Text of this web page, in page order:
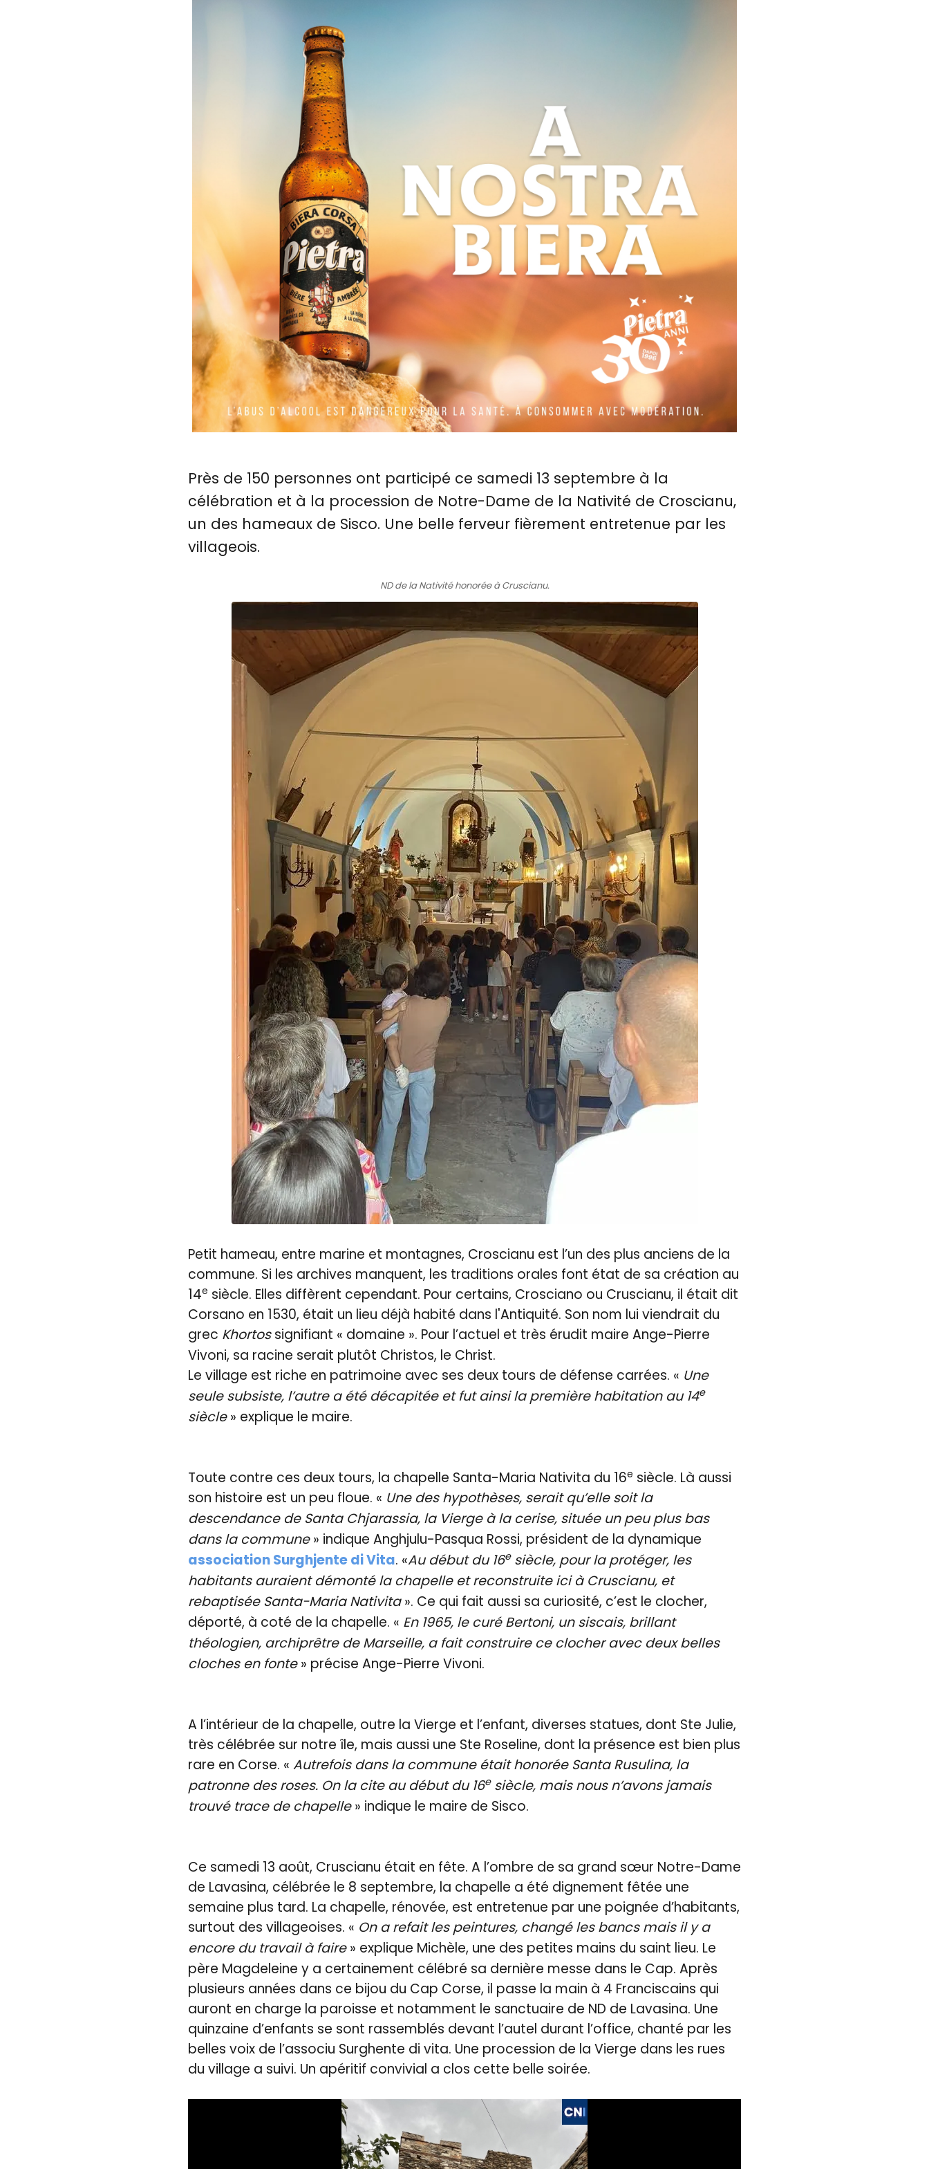
Près de 150 personnes ont participé ce samedi 13 septembre à la
célébration et à la procession de Notre-Dame de la Nativité de Croscianu,
un des hameaux de Sisco. Une belle ferveur fièrement entretenue par les
villageois.
ND de la Nativité honorée à Cruscianu.
Petit hameau, entre marine et montagnes, Croscianu est l’un des plus anciens de la
commune. Si les archives manquent, les traditions orales font état de sa création au
14e siècle. Elles diffèrent cependant. Pour certains, Crosciano ou Cruscianu, il était dit
Corsano en 1530, était un lieu déjà habité dans l'Antiquité. Son nom lui viendrait du
grec Khortossignifiant « domaine ». Pour l’actuel et très érudit maire Ange-Pierre
Vivoni, sa racine serait plutôt Christos, le Christ.
Le village est riche en patrimoine avec ses deux tours de défense carrées. « Une
seule subsiste, l’autre a été décapitée et fut ainsi la première habitation au 14e
siècle» explique le maire.
Toute contre ces deux tours, la chapelle Santa-Maria Nativita du 16e siècle. Là aussi
son histoire est un peu floue. « Une des hypothèses, serait qu’elle soit la
descendance de Santa Chjarassia, la Vierge à la cerise, située un peu plus bas
dans la commune» indique Anghjulu-Pasqua Rossi, président de la dynamique
association Surghjente di Vita. «Au début du 16esiècle, pour la protéger, les
habitants auraient démonté la chapelle et reconstruite ici à Cruscianu, et
rebaptisée Santa-Maria Nativita». Ce qui fait aussi sa curiosité, c’est le clocher,
déporté, à coté de la chapelle. « En 1965, le curé Bertoni, un siscais, brillant
théologien, archiprêtre de Marseille, a fait construire ce clocher avec deux belles
cloches en fonte» précise Ange-Pierre Vivoni.
A l’intérieur de la chapelle, outre la Vierge et l’enfant, diverses statues, dont Ste Julie,
très célébrée sur notre île, mais aussi une Ste Roseline, dont la présence est bien plus
rare en Corse. « Autrefois dans la commune était honorée Santa Rusulina, la
patronne des roses. On la cite au début du 16esiècle, mais nous n’avons jamais
trouvé trace de chapelle» indique le maire de Sisco.
Ce samedi 13 août, Cruscianu était en fête. A l’ombre de sa grand sœur Notre-Dame
de Lavasina, célébrée le 8 septembre, la chapelle a été dignement fêtée une
semaine plus tard. La chapelle, rénovée, est entretenue par une poignée d’habitants,
surtout des villageoises. « On a refait les peintures, changé les bancs mais il y a
encore du travail à faire» explique Michèle, une des petites mains du saint lieu. Le
père Magdeleine y a certainement célébré sa dernière messe dans le Cap. Après
plusieurs années dans ce bijou du Cap Corse, il passe la main à 4 Franciscains qui
auront en charge la paroisse et notamment le sanctuaire de ND de Lavasina. Une
quinzaine d’enfants se sont rassemblés devant l’autel durant l’office, chanté par les
belles voix de l’associu Surghente di vita. Une procession de la Vierge dans les rues
du village a suivi. Un apéritif convivial a clos cette belle soirée.